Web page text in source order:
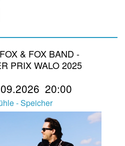
& FOX BAND -
PRIX WALO 2025
20:00
- Speicher